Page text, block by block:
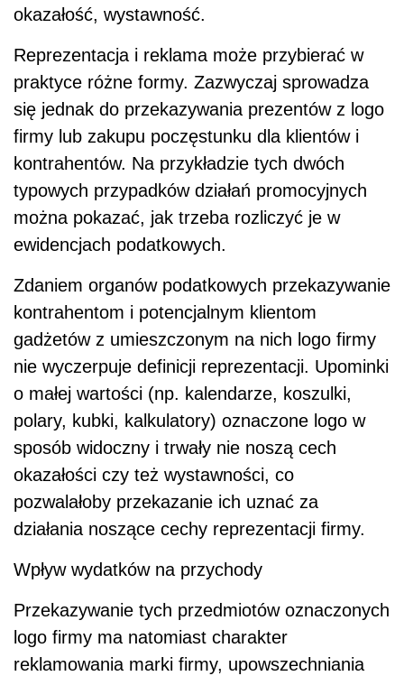
okazałość, wystawność.
Reprezentacja i reklama może przybierać w
praktyce różne formy. Zazwyczaj sprowadza
się jednak do przekazywania prezentów z logo
firmy lub zakupu poczęstunku dla klientów i
kontrahentów. Na przykładzie tych dwóch
typowych przypadków działań promocyjnych
można pokazać, jak trzeba rozliczyć je w
ewidencjach podatkowych.
Zdaniem organów podatkowych przekazywanie
kontrahentom i potencjalnym klientom
gadżetów z umieszczonym na nich logo firmy
nie wyczerpuje definicji reprezentacji. Upominki
o małej wartości (np. kalendarze, koszulki,
polary, kubki, kalkulatory) oznaczone logo w
sposób widoczny i trwały nie noszą cech
okazałości czy też wystawności, co
pozwalałoby przekazanie ich uznać za
działania noszące cechy reprezentacji firmy.
Wpływ wydatków na przychody
Przekazywanie tych przedmiotów oznaczonych
logo firmy ma natomiast charakter
reklamowania marki firmy, upowszechniania